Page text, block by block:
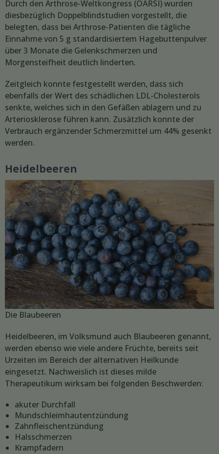
Durch den Arthrose-Weltkongress (OARSI) wurden
diesbezüglich Doppelblindstudien vorgestellt, die
belegten, dass bei Arthrose-Patienten die tägliche
Einnahme von 5 g standardisiertem Hagebuttenpulver
über 3 Monate die Gelenkschmerzen und
Morgensteifheit deutlich linderten.
Zeitgleich konnte festgestellt werden, dass sich
ebenfalls der Wert des schädlichen LDL-Cholesterols
senkte, welches sich in den Gefäßen ablagern und zu
Arteriosklerose führen kann. Zusätzlich konnte der
Verbrauch ergänzender Schmerzmittel um 44% gesenkt
werden.
Heidelbeeren
Die Blaubeeren
Heidelbeeren, im Volksmund auch Blaubeeren genannt,
werden ebenso wie viele andere Früchte, bereits seit
Urzeiten im Bereich der alternativen Heilkunde
eingesetzt. Nachweislich ist dieses milde
Therapeutikum wirksam bei folgenden Beschwerden:
akuter Durchfall
Mundschleimhautentzündung
Zahnfleischentzündung
Halsschmerzen
Krampfadern